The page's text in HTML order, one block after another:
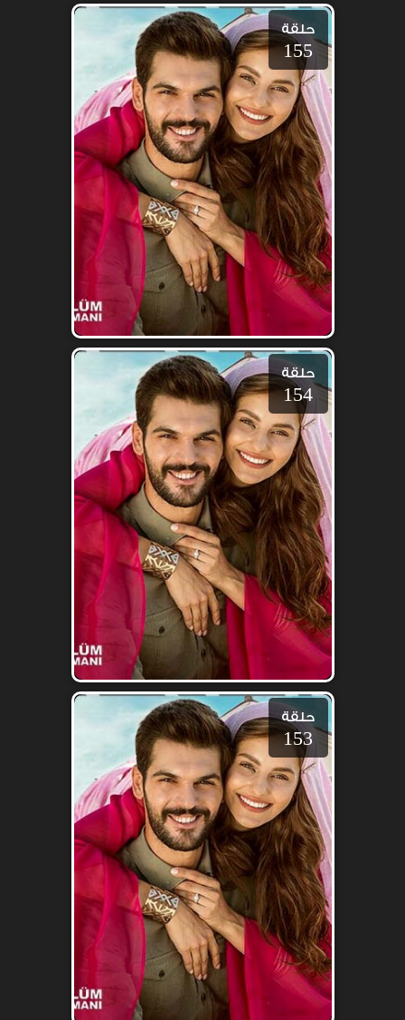
حلقة
155
حلقة
154
حلقة
153